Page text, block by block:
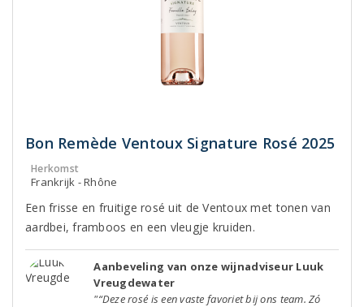
Bon Remède Ventoux Signature Rosé 2025
Herkomst
Frankrijk - Rhône
Een frisse en fruitige rosé uit de Ventoux met tonen van
aardbei, framboos en een vleugje kruiden.
Aanbeveling van onze wijnadviseur Luuk
Vreugdewater
"“Deze rosé is een vaste favoriet bij ons team. Zó